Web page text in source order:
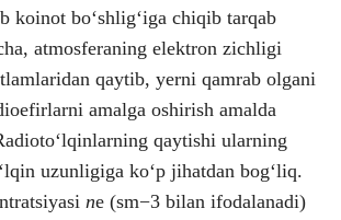
koinot boʻshligʻiga chiqib tarqab
atmosferaning elektron zichligi
qaytib, yerni qamrab olgani
amalga oshirish amalda
qaytishi ularning
uzunligiga koʻp jihatdan bogʻliq.
ne (sm−3 bilan ifodalanadi)